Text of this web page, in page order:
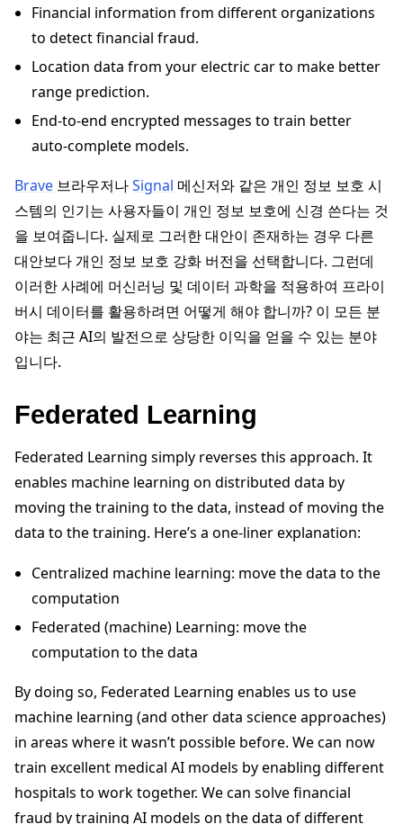
Financial information from different organizations
to detect financial fraud.
Location data from your electric car to make better
range prediction.
End-to-end encrypted messages to train better
auto-complete models.
Brave 브라우저나Signal 메신저와 같은 개인 정보 보호 시
스템의 인기는 사용자들이 개인 정보 보호에 신경 쓴다는 것
을 보여줍니다. 실제로 그러한 대안이 존재하는 경우 다른
대안보다 개인 정보 보호 강화 버전을 선택합니다. 그런데
이러한 사례에 머신러닝 및 데이터 과학을 적용하여 프라이
버시 데이터를 활용하려면 어떻게 해야 합니까? 이 모든 분
야는 최근 AI의 발전으로 상당한 이익을 얻을 수 있는 분야
입니다.
Federated Learning
Federated Learning simply reverses this approach. It
enables machine learning on distributed data by
moving the training to the data, instead of moving the
data to the training. Here’s a one-liner explanation:
Centralized machine learning: move the data to the
computation
Federated (machine) Learning: move the
computation to the data
By doing so, Federated Learning enables us to use
machine learning (and other data science approaches)
in areas where it wasn’t possible before. We can now
train excellent medical AI models by enabling different
hospitals to work together. We can solve financial
fraud by training AI models on the data of different